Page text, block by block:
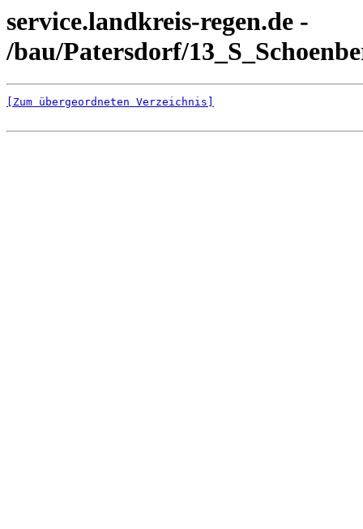
service.landkreis-regen.de -
/bau/Patersdorf/
[Zum übergeordneten Verzeichnis]